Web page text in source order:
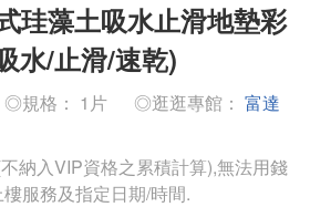
珪藻土吸水止滑地墊彩
水/止滑/速乾)
◎規格： 1片 ◎逛逛專館： 富達
納入VIP資格之累積計算),無法用錢
服務及指定日期/時間.